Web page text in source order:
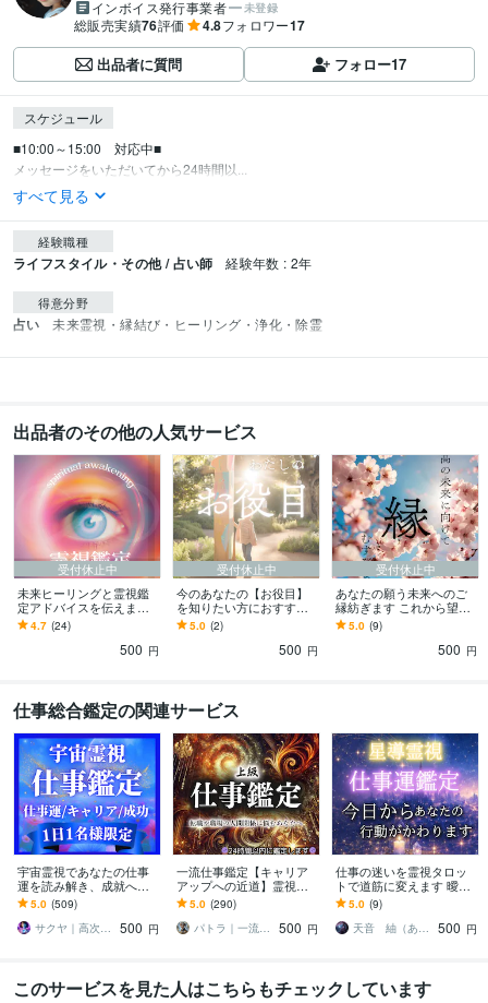
インボイス発行事業者 未登録
総販売実績76評価 4.8フォロワー17
出品者に質問 フォロー17
スケジュール
■10:00～15:00　対応中■
メッセージをいただいてから24時間以...
すべて見る
経験職種
ライフスタイル・その他 / 占い師 経験年数 : 2年
得意分野
占い 未来霊視・縁結び・ヒーリング・浄化・除霊
出品者のその他の人気サービス
受付休止中
未来ヒーリングと霊視鑑
定アドバイスを伝えます
癒しと霊視で未来を明る
く楽しく整えるオリジナ
4.7 (24)
500 円
受付休止中
今のあなたの【お役目】
を知りたい方におすすめ
します 【天命】を知る近
道を歩みたいあなたにオ
ススメのメニューです
5.0 (2)
500 円
受付休止中
あなたの願う未来へのご
縁紡ぎます これから望む
未来に必要な「人・物・
事」にご縁を繋ぎます
5.0 (9)
500 円
仕事総合鑑定の関連サービス
宇宙霊視であなたの仕事
運を読み解き、成就へ導
きます 宇宙霊視で仕事鑑
定 | 仕事運アップ&キャリ
ア成功へ導きます
5.0 (509)
サクヤ｜高次元スピリット
500 円
一流仕事鑑定【キャリア
アップへの近道】霊視し
ます 可能性を最大限まで
広げ、人間関係、転職な
ど仕事の悩みを解決
5.0 (290)
パトラ｜一流の霊視鑑定
500 円
仕事の迷いを霊視タロッ
トで道筋に変えます 曖昧
な言葉ではなく、今日か
らの行動をお伝えしま
す。
5.0 (9)
天音 紬（あまね つむぎ）
500 円
このサービスを見た人はこちらもチェックしています